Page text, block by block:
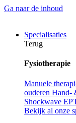
Ga naar de inhoud
Specialisaties
Terug
Fysiotherapie
Manuele
ouderen Hand-
Shockwave
Bekijk al onze